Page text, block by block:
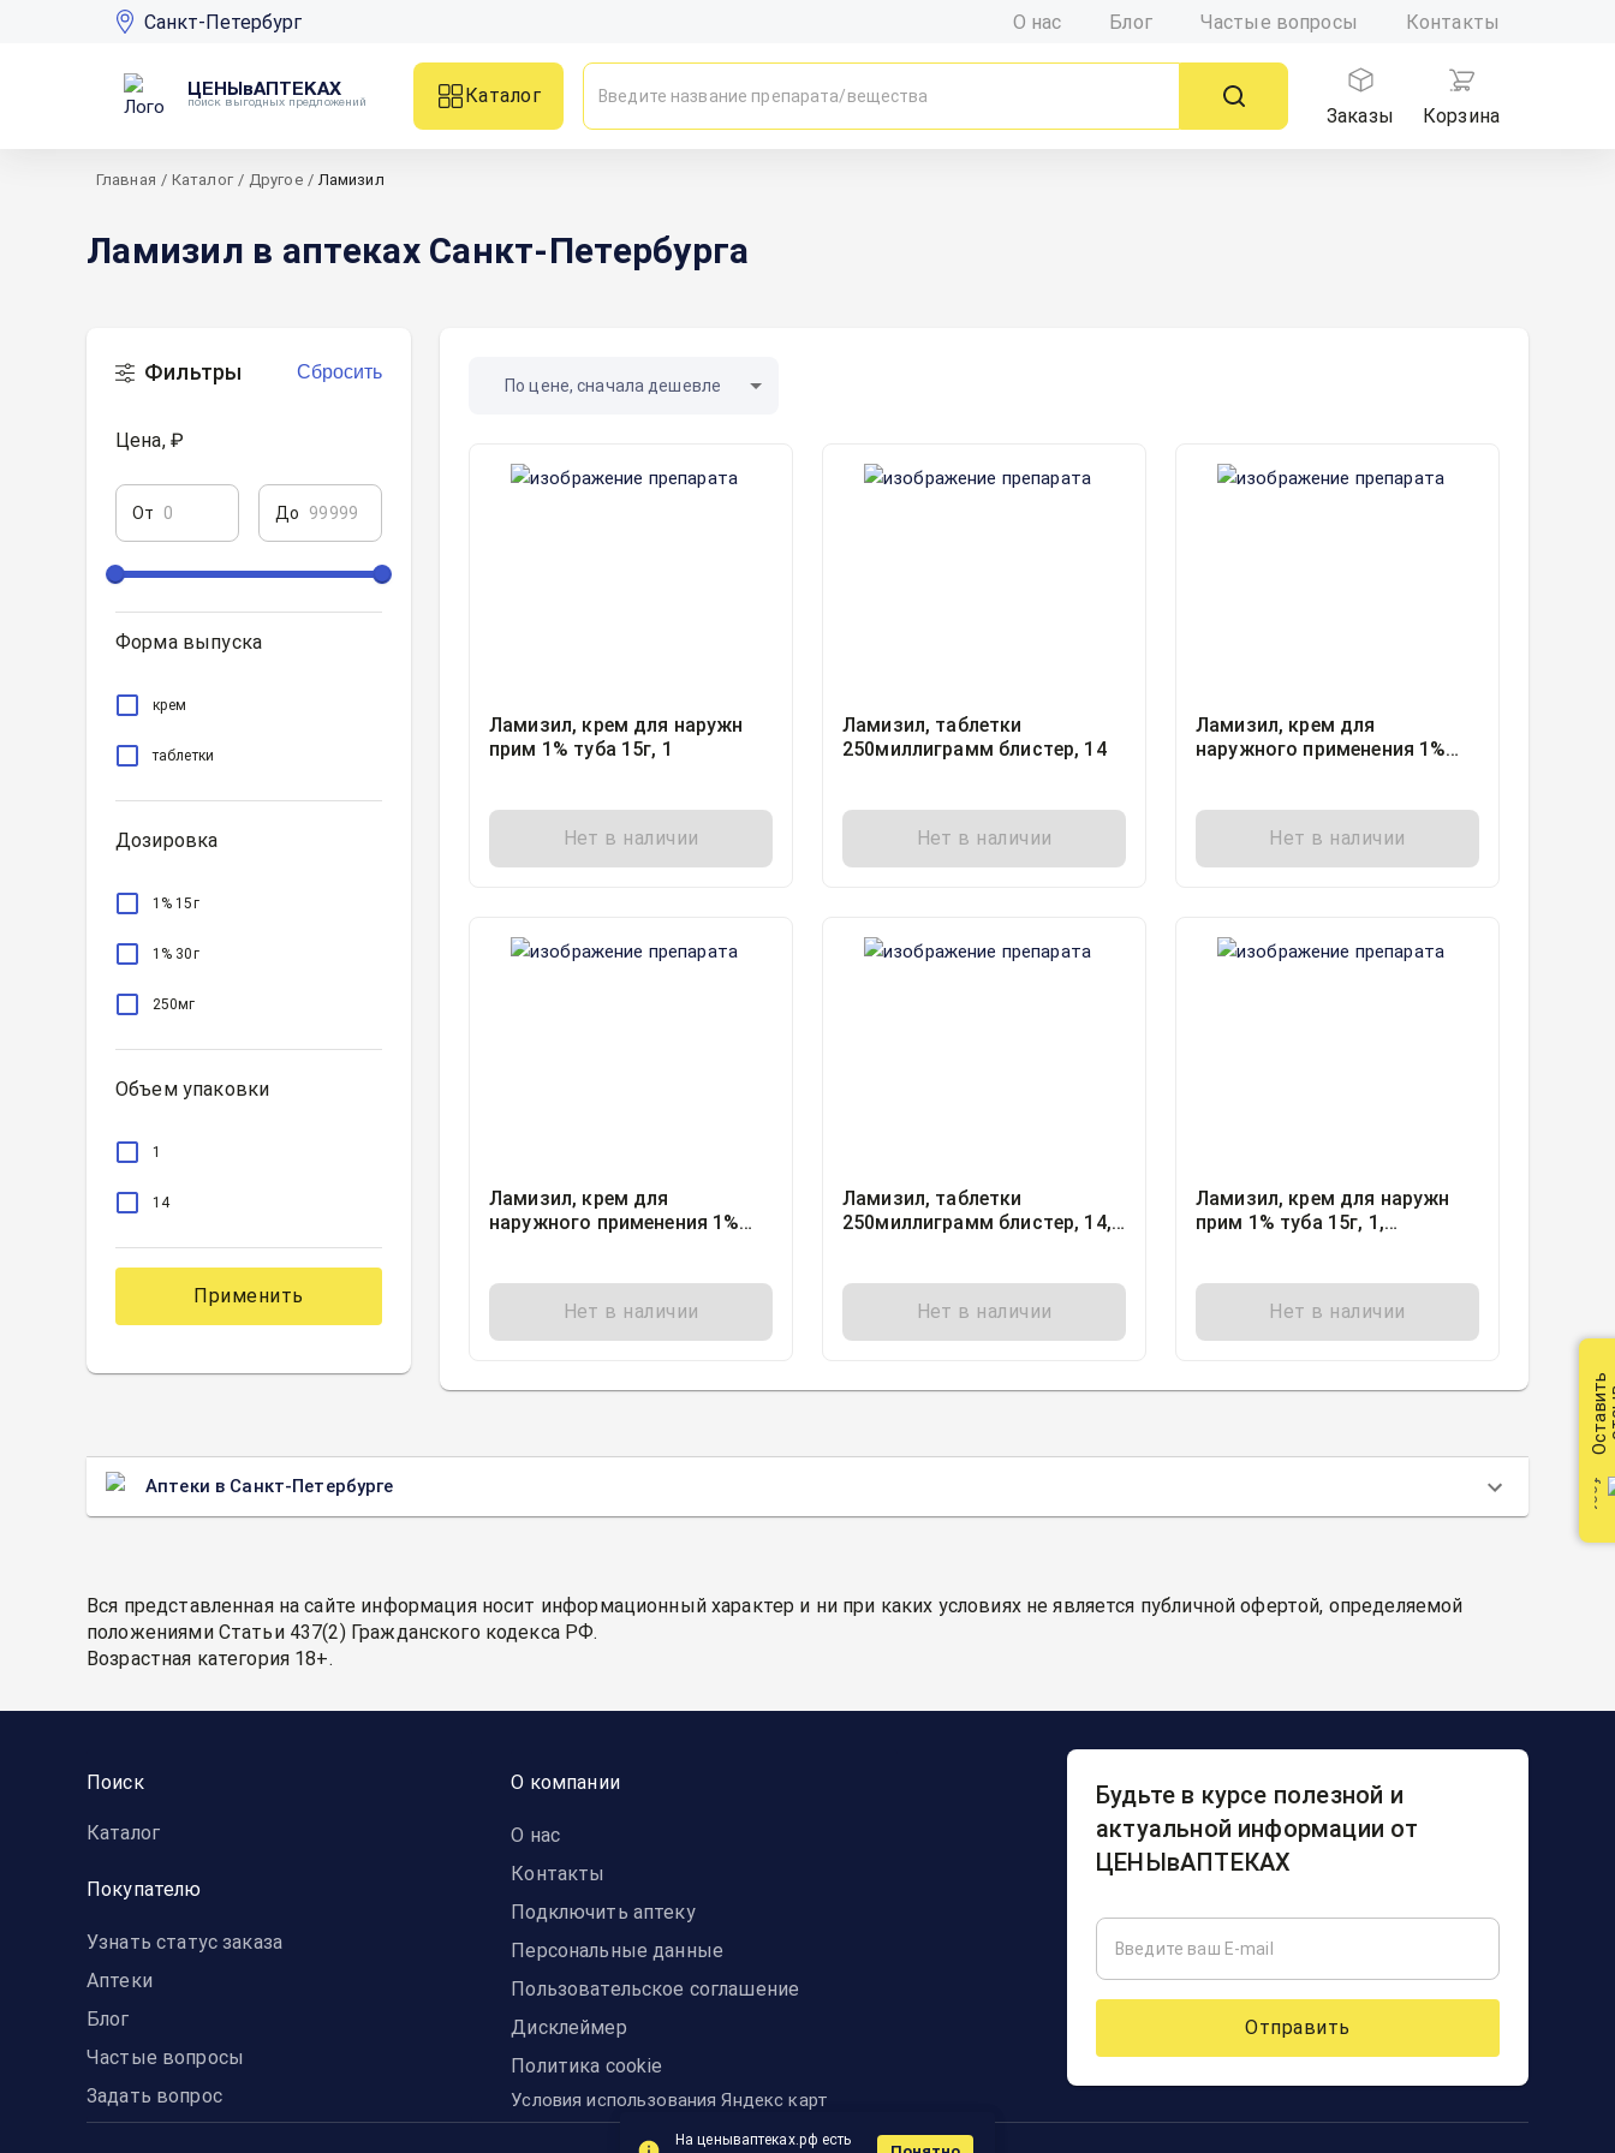
Санкт-Петербург О нас Блог Частые вопросы Контакты
ЦЕНЫвАПТЕКАХ
поиск выгодных предложений
Каталог
Заказы
Корзина
Главная / Каталог / Другое / Ламизил
Ламизил в аптеках Санкт-Петербурга
Фильтры Сбросить
Цена, ₽
От До
Форма выпуска
крем
таблетки
Дозировка
1% 15г
1% 30г
250мг
Объем упаковки
1
14
Применить
По цене, сначала дешевле
Ламизил, крем для наружн
прим 1% туба 15г, 1
Нет в наличии
Ламизил, таблетки
250миллиграмм блистер, 14
Нет в наличии
Ламизил, крем для
наружного применения 1%
Нет в наличии
Ламизил, крем для
наружного применения 1%
Нет в наличии
Ламизил, таблетки
250миллиграмм блистер, 14,
Нет в наличии
Ламизил, крем для наружн
прим 1% туба 15г, 1,
Нет в наличии
Аптеки в Санкт-Петербурге
Вся представленная на сайте информация носит информационный характер и ни при каких условиях не является публичной офертой, определяемой
положениями Статьи 437(2) Гражданского кодекса РФ.
Возрастная категория 18+.
Поиск
Каталог
Покупателю
Узнать статус заказа
Аптеки
Блог
Частые вопросы
Задать вопрос
О компании
О нас
Контакты
Подключить аптеку
Персональные данные
Пользовательское соглашение
Дисклеймер
Политика cookie
Условия использования Яндекс карт
Будьте в курсе полезной и
актуальной информации от
ЦЕНЫвАПТЕКАХ
Отправить
Оставить
На ценываптеках.рф есть